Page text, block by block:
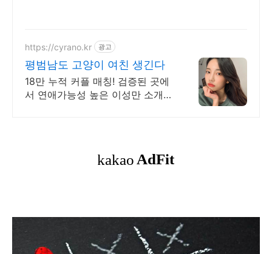
https://cyrano.kr 광고
평범남도 고양이 여친 생긴다
18만 누적 커플 매칭! 검증된 곳에
서 연애가능성 높은 이성만 소개